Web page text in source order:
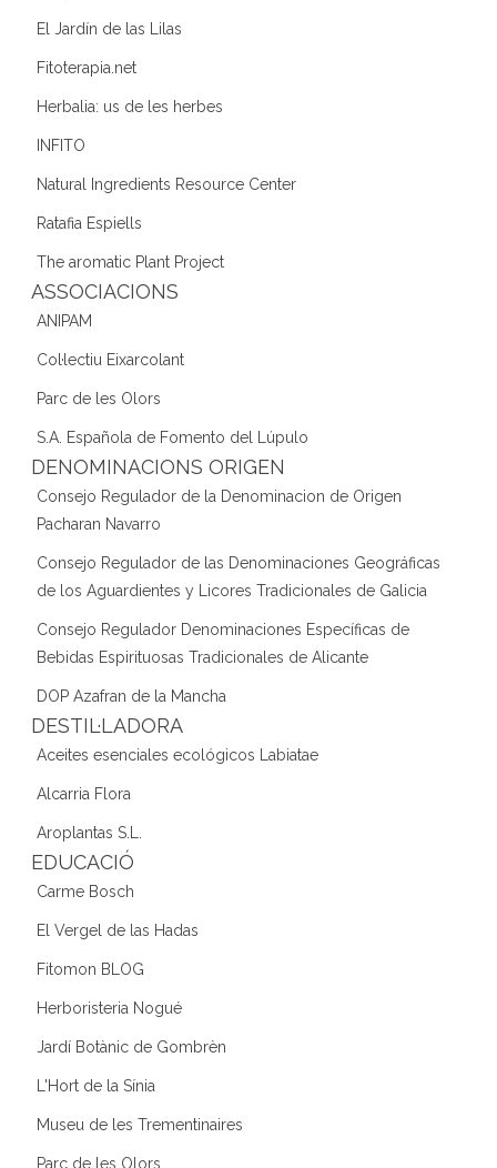
El Jardín de las Lilas
Fitoterapia.net
Herbalia: us de les herbes
INFITO
Natural Ingredients Resource Center
Ratafia Espiells
The aromatic Plant Project
ASSOCIACIONS
ANIPAM
Col·lectiu Eixarcolant
Parc de les Olors
S.A. Española de Fomento del Lúpulo
DENOMINACIONS ORIGEN
Consejo Regulador de la Denominacion de Origen
Pacharan Navarro
Consejo Regulador de las Denominaciones Geográficas
de los Aguardientes y Licores Tradicionales de Galicia
Consejo Regulador Denominaciones Específicas de
Bebidas Espirituosas Tradicionales de Alicante
DOP Azafran de la Mancha
DESTIL·LADORA
Aceites esenciales ecológicos Labiatae
Alcarria Flora
Aroplantas S.L.
EDUCACIÓ
Carme Bosch
El Vergel de las Hadas
Fitomon BLOG
Herboristeria Nogué
Jardí Botànic de Gombrèn
L'Hort de la Sínia
Museu de les Trementinaires
Parc de les Olors